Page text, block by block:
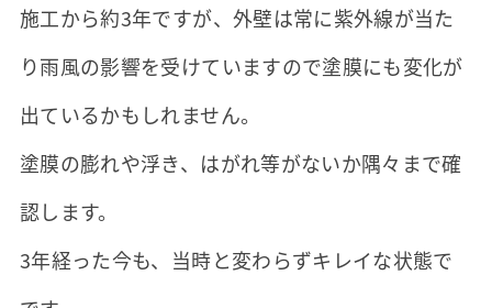
施工から約3年ですが、外壁は常に紫外線が当た
り雨風の影響を受けていますので塗膜にも変化が
出ているかもしれません。
塗膜の膨れや浮き、はがれ等がないか隅々まで確
認します。
3年経った今も、当時と変わらずキレイな状態で